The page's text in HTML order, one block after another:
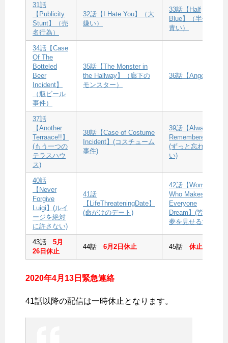
31話
【Publicity
Stunt】（売
名行為）
32話【I Hate You】（大
嫌い）
33話【Half
Blue】（半分
青い）
34話【Case
Of The
Botteled
Beer
Incident】
（瓶ビール
事件）
35話【The Monster in
the Hallway】（廊下の
モンスター）
36話【Angel】
37話
【Another
Terraace!!】
(もう一つの
テラスハウ
ス)
38話【Case of Costume
Incident】(コスチューム
事件)
39話【Always
Remembered】
(ずっと忘れな
い)
40話
【Never
Forgive
Luigi】(ルイ
ージを絶対
に許さない)
41話
【LifeThreateningDate】
(命がけのデート)
42話【Woman
Who Makes
Everyone
Dream】(皆に
夢を見せる女)
43話 5月
26日休止
44話 6月2日休止 45話 休止
2020年4月13日緊急連絡
41話以降の配信は一時休止となります。